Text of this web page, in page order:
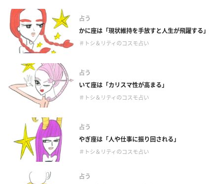
占う
かに座は「現状維持を手放すと人生が飛躍する」
＃トシ＆リティのコスモ占い
占う
いて座は「カリスマ性が高まる」
＃トシ＆リティのコスモ占い
占う
やぎ座は「人や仕事に振り回される」
＃トシ＆リティのコスモ占い
占う